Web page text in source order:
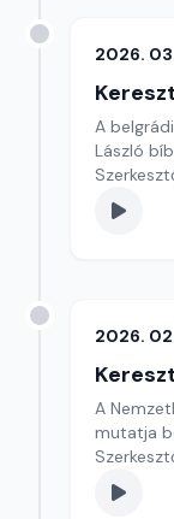
2026.
A
László
2026.
A
mutatja